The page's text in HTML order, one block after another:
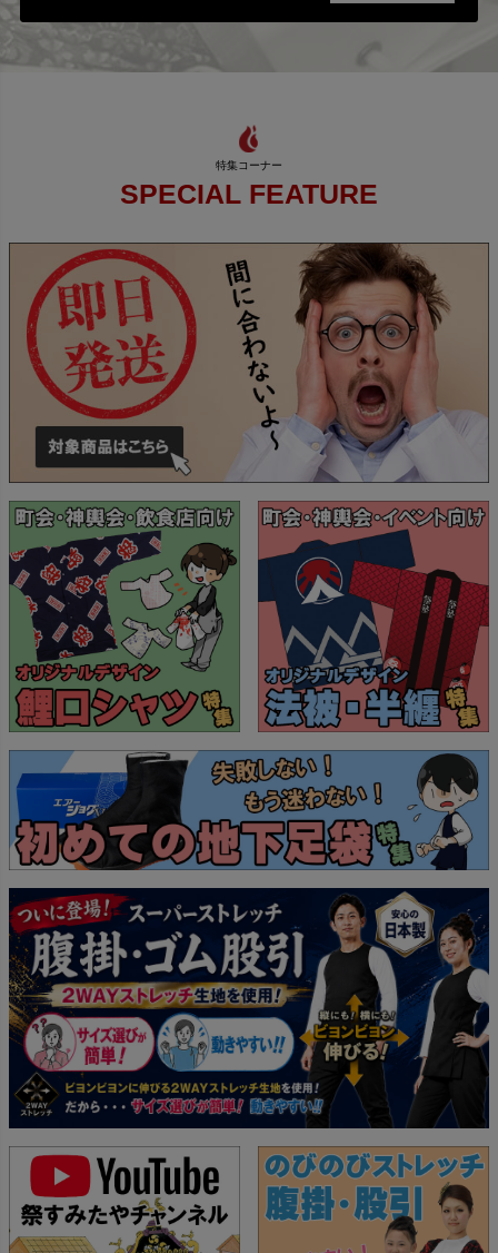
SPECIAL FEATURE